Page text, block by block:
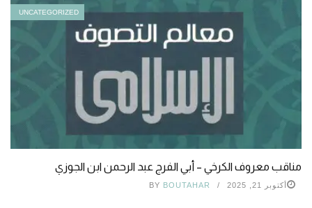
UNCATEGORIZED
مناقب معروف الكرخي – أبي الفرج عبد الرحمن ابن الجوزي
أكتوبر 21, 2025 BY BOUTAHAR